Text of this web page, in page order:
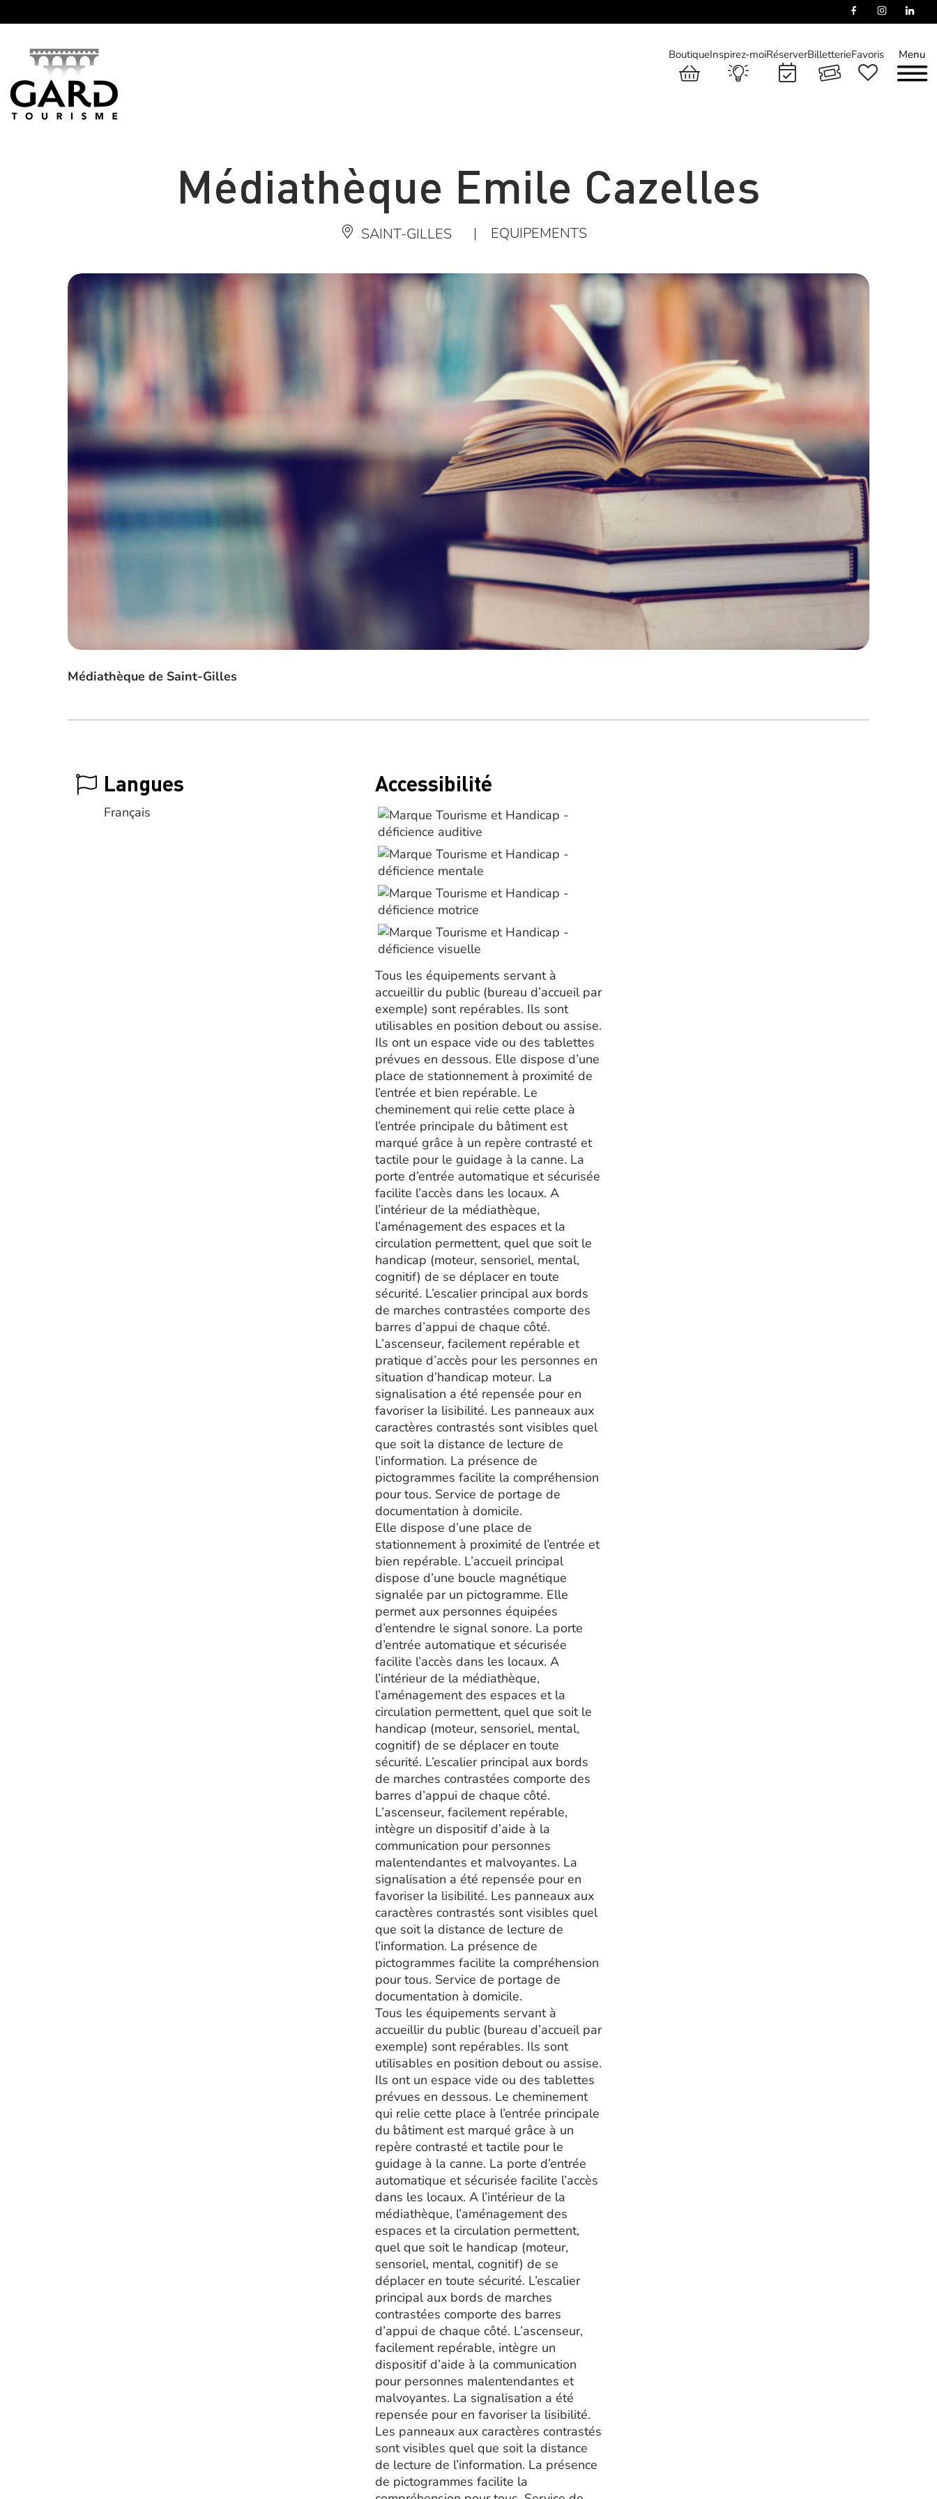
Menu
BoutiqueInspirez-moiRéserverBilletterieFavoris
Médiathèque Emile Cazelles
SAINT-GILLES | EQUIPEMENTS
Médiathèque de Saint-Gilles
Langues
Français
Accessibilité
Tous les équipements servant à
accueillir du public (bureau d’accueil par
exemple) sont repérables. Ils sont
utilisables en position debout ou assise.
Ils ont un espace vide ou des tablettes
prévues en dessous. Elle dispose d’une
place de stationnement à proximité de
l’entrée et bien repérable. Le
cheminement qui relie cette place à
l’entrée principale du bâtiment est
marqué grâce à un repère contrasté et
tactile pour le guidage à la canne. La
porte d’entrée automatique et sécurisée
facilite l’accès dans les locaux. A
l’intérieur de la médiathèque,
l’aménagement des espaces et la
circulation permettent, quel que soit le
handicap (moteur, sensoriel, mental,
cognitif) de se déplacer en toute
sécurité. L’escalier principal aux bords
de marches contrastées comporte des
barres d’appui de chaque côté.
L’ascenseur, facilement repérable et
pratique d’accès pour les personnes en
situation d’handicap moteur. La
signalisation a été repensée pour en
favoriser la lisibilité. Les panneaux aux
caractères contrastés sont visibles quel
que soit la distance de lecture de
l’information. La présence de
pictogrammes facilite la compréhension
pour tous. Service de portage de
documentation à domicile.
Elle dispose d’une place de
stationnement à proximité de l’entrée et
bien repérable. L’accueil principal
dispose d’une boucle magnétique
signalée par un pictogramme. Elle
permet aux personnes équipées
d’entendre le signal sonore. La porte
d’entrée automatique et sécurisée
facilite l’accès dans les locaux. A
l’intérieur de la médiathèque,
l’aménagement des espaces et la
circulation permettent, quel que soit le
handicap (moteur, sensoriel, mental,
cognitif) de se déplacer en toute
sécurité. L’escalier principal aux bords
de marches contrastées comporte des
barres d’appui de chaque côté.
L’ascenseur, facilement repérable,
intègre un dispositif d’aide à la
communication pour personnes
malentendantes et malvoyantes. La
signalisation a été repensée pour en
favoriser la lisibilité. Les panneaux aux
caractères contrastés sont visibles quel
que soit la distance de lecture de
l’information. La présence de
pictogrammes facilite la compréhension
pour tous. Service de portage de
documentation à domicile.
Tous les équipements servant à
accueillir du public (bureau d’accueil par
exemple) sont repérables. Ils sont
utilisables en position debout ou assise.
Ils ont un espace vide ou des tablettes
prévues en dessous. Le cheminement
qui relie cette place à l’entrée principale
du bâtiment est marqué grâce à un
repère contrasté et tactile pour le
guidage à la canne. La porte d’entrée
automatique et sécurisée facilite l’accès
dans les locaux. A l’intérieur de la
médiathèque, l’aménagement des
espaces et la circulation permettent,
quel que soit le handicap (moteur,
sensoriel, mental, cognitif) de se
déplacer en toute sécurité. L’escalier
principal aux bords de marches
contrastées comporte des barres
d’appui de chaque côté. L’ascenseur,
facilement repérable, intègre un
dispositif d’aide à la communication
pour personnes malentendantes et
malvoyantes. La signalisation a été
repensée pour en favoriser la lisibilité.
Les panneaux aux caractères contrastés
sont visibles quel que soit la distance
de lecture de l’information. La présence
de pictogrammes facilite la